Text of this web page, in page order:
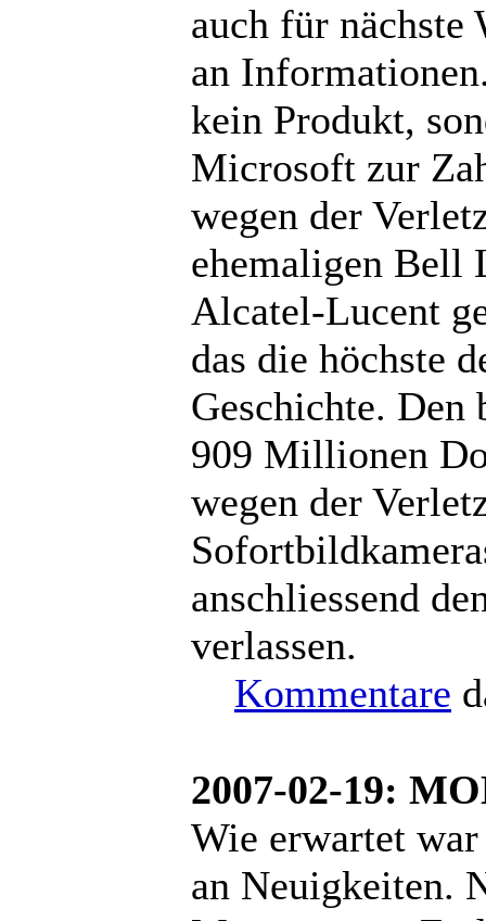
auch für nächste
an
kein Produkt,
Microsoft zur
wegen der
ehemaligen Bell
Alcatel-Lucent
das die höchste
Geschichte.
909 Millionen
wegen der
anschliessend
verlassen.
Kommentare
2007-02-19:
Wie erwartet
an Neuigkeiten.